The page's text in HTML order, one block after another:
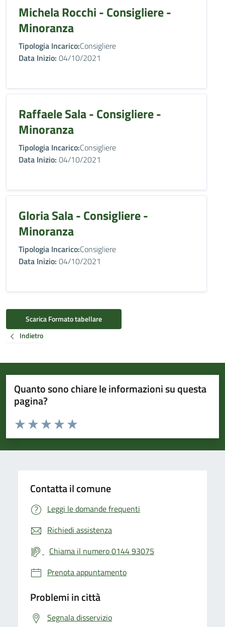
Michela Rocchi - Consigliere -
Minoranza
Tipologia Incarico:Consigliere
Data Inizio: 04/10/2021
Raffaele Sala - Consigliere -
Minoranza
Tipologia Incarico:Consigliere
Data Inizio: 04/10/2021
Gloria Sala - Consigliere -
Minoranza
Tipologia Incarico:Consigliere
Data Inizio: 04/10/2021
Scarica Formato tabellare
Indietro
Quanto sono chiare le informazioni su questa
pagina?
Valuta da 1 a 5 stelle la pagina
Valuta 5 stelle su 5
Valuta 4 stelle su 5
Valuta 3 stelle su 5
Valuta 2 stelle su 5
Valuta 1 stelle su 5
Contatta il comune
Leggi le domande frequenti
Richiedi assistenza
Chiama il numero 0144 93075
Prenota appuntamento
Problemi in città
Segnala disservizio